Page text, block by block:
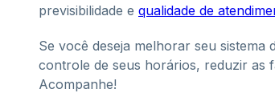
previsibilidade e qualidade de
Se você deseja melhorar seu
controle de seus horários, reduzir as
Acompanhe!